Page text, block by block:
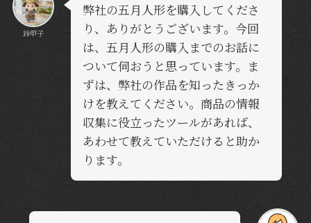
鈴甲子
弊社の五月人形を購入してくださ
り、ありがとうございます。今回
は、五月人形の購入までのお話に
ついて伺おうと思っています。ま
ずは、弊社の作品を知ったきっか
けを教えてください。商品の情報
収集に役立ったツールがあれば、
あわせて教えていただけると助か
ります。